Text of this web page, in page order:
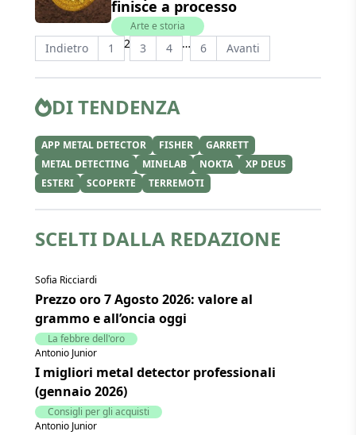
finisce a processo
Arte e storia
Indietro 1 2 3 4 … 6 Avanti
DI TENDENZA
APP METAL DETECTOR FISHER
GARRETT
METAL DETECTING
MINELAB NOKTA
XP DEUS
ESTERI
SCOPERTE TERREMOTI
SCELTI DALLA REDAZIONE
Sofia Ricciardi
Prezzo oro 7 Agosto 2026: valore al
grammo e all’oncia oggi
La febbre dell'oro
Antonio Junior
I migliori metal detector professionali
(gennaio 2026)
Consigli per gli acquisti
Antonio Junior